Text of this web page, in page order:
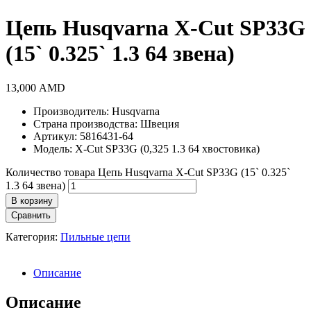
Цепь Husqvarna X-Cut SP33G
(15` 0.325` 1.3 64 звена)
13,000 AMD
Производитель: Husqvarna
Страна производства: Швеция
Артикул: 5816431-64
Модель: X-Cut SP33G (0,325 1.3 64 хвостовика)
Количество товара Цепь Husqvarna X-Cut SP33G (15` 0.325`
1.3 64 звена)
В корзину
Сравнить
Категория: Пильные цепи
Описание
Описание